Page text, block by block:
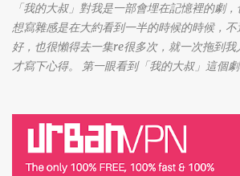
「我的大叔」對我是一部會埋在記憶裡的劇，
想寫雜感是在大約看到一半的時候的時候，
好，也很懶得去一集re很多次，就一次拖到我
才寫下心得。 第一眼看到「我的大叔」這個
不斷，加上面臨了美、日、韓劇的劇荒，個人
在找出來看了一次…。 不得不說，開頭的辦公
節和打在代表頭上奇異動畫，讓我以為這是次